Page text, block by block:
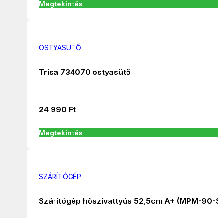
Megtekintés
OSTYASÜTŐ
Trisa 734070 ostyasütő
24 990 Ft
Megtekintés
SZÁRÍTÓGÉP
Szárítógép hőszivattyús 52,5cm A+ (MPM-90-